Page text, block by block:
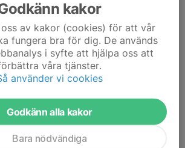
att delvis flytta inomhus samt träna
Vi kommer att köra två gånger på
vi....
0 kommentarer
kakor
av kakor (cookies) för att vår
fungera bra för dig. De används
i syfte att hjälpa oss att
våra tjänster.
använder vi cookies
Godkänn alla kakor
Bara nödvändiga